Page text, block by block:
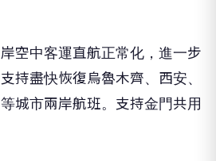
空中客運直航正常化，進一步
持盡快恢復烏魯木齊、西安、
城市兩岸航班。支持金門共用